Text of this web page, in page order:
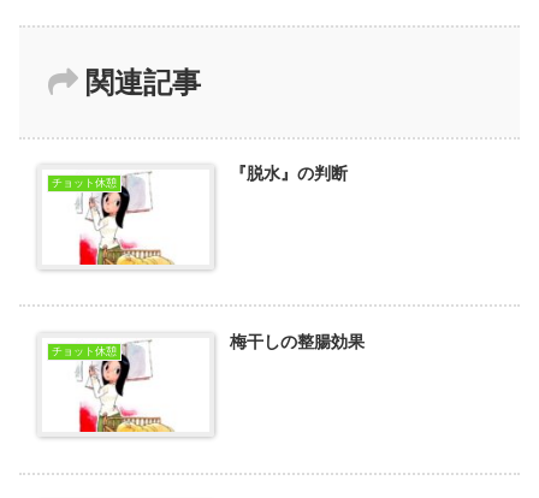
関連記事
チョット休憩 『脱水』の判断
チョット休憩 梅干しの整腸効果